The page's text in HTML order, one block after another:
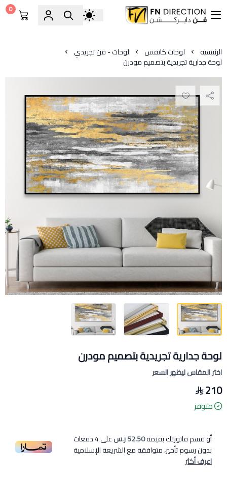
فن دايركشن
0
الرئيسية لوحات كانفس لوحات - فن تجريدي
لوحة جدارية تجريدية بتصميم مودرن
لوحة جدارية تجريدية بتصميم مودرن
اختر المقاس ليظهر السعر
210
متوفر
أو قسم فاتورتك بقيمة52.50 ر.س على4دفعات
بدون رسوم تأخير، متوافقة مع الشريعة الإسلامية
اعرف أكثر